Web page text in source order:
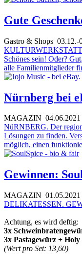
Gute
Gastro & Shops 03.12.-
KULTURWERKSTATT
Schönes sein! Oder?
alle Familienmitglieder
Nürnberg bei
MAGAZIN 04.06.2021
NüRNBERG. Der
Lösungen zu finden.
möglich, einen
Gewinnen:
MAGAZIN 01.05.2021
DELIKATESSEN.
Achtung, es wird deftig:
3x
3x Pastagewürz +
(Wert pro Set: 13,60)